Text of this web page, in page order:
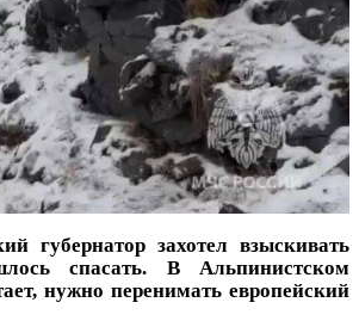
губернатор захотел взыскивать
спасать. В Альпинистском
нужно перенимать европейский